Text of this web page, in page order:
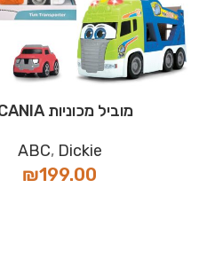
מוביל מכוניות SCANIA
ABC, Dickie
₪199.00